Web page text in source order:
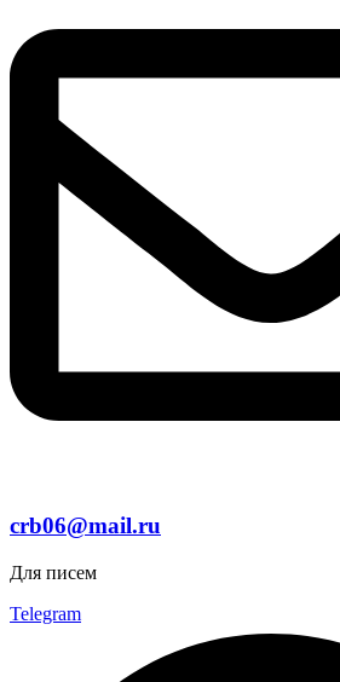
crb06@mail.ru
Для писем
Telegram